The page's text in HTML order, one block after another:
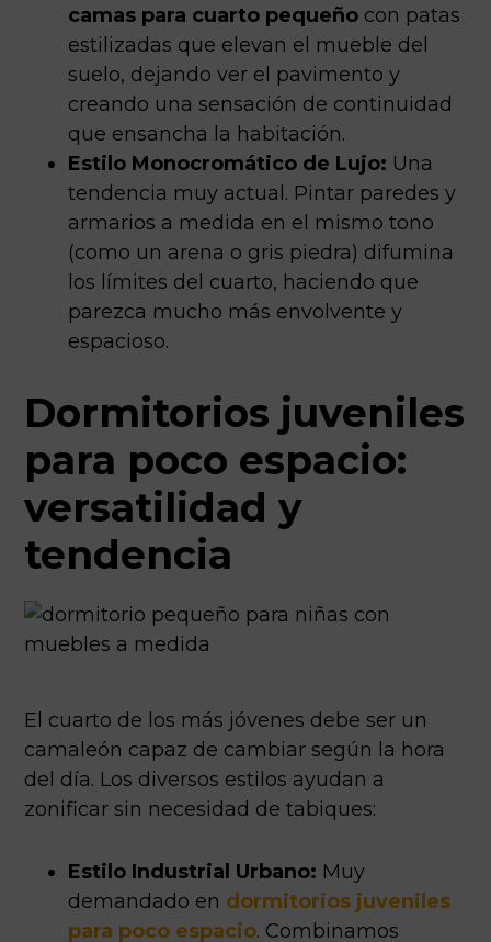
camas para cuarto pequeño con patas
estilizadas que elevan el mueble del
suelo, dejando ver el pavimento y
creando una sensación de continuidad
que ensancha la habitación.
Estilo Monocromático de Lujo: Una
tendencia muy actual. Pintar paredes y
armarios a medida en el mismo tono
(como un arena o gris piedra) difumina
los límites del cuarto, haciendo que
parezca mucho más envolvente y
espacioso.
Dormitorios juveniles
para poco espacio:
versatilidad y
tendencia
El cuarto de los más jóvenes debe ser un
camaleón capaz de cambiar según la hora
del día. Los diversos estilos ayudan a
zonificar sin necesidad de tabiques:
Estilo Industrial Urbano: Muy
demandado en dormitorios juveniles
para poco espacio. Combinamos